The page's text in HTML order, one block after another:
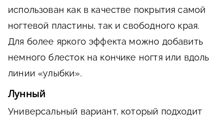
использован как в качестве покрытия самой
ногтевой пластины, так и свободного края.
Для более яркого эффекта можно добавить
немного блесток на кончике ногтя или вдоль
линии «улыбки».
Лунный
Универсальный вариант, который подходит